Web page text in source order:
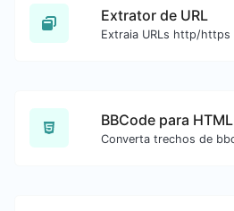
Extrator de URL
BBCode para HTML